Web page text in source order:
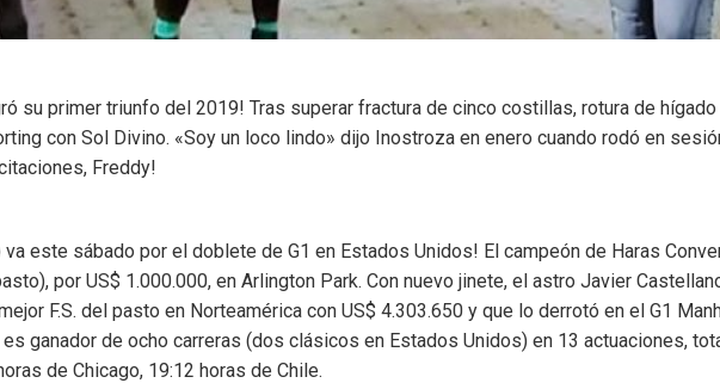
su primer triunfo del 2019! Tras superar fractura de cinco costillas, rotura de
con Sol Divino. «Soy un loco lindo» dijo Inostroza en enero cuando rodó en
Freddy!
va este sábado por el doblete de G1 en Estados Unidos! El campeón de Haras
por US$ 1.000.000, en Arlington Park. Con nuevo jinete, el astro Javier
F.S. del pasto en Norteamérica con US$ 4.303.650 y que lo derrotó en el G1
ganador de ocho carreras (dos clásicos en Estados Unidos) en 13 actuaciones,
de Chicago, 19:12 horas de Chile.